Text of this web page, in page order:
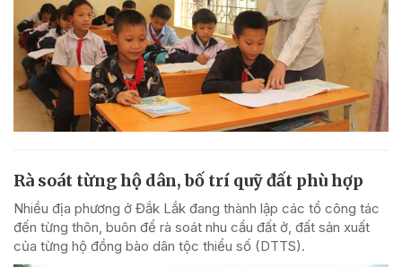
Rà soát từng hộ dân, bố trí quỹ đất phù hợp
Nhiều địa phương ở Đắk Lắk đang thành lập các tổ công tác
đến từng thôn, buôn để rà soát nhu cầu đất ở, đất sản xuất
của từng hộ đồng bào dân tộc thiểu số (DTTS).